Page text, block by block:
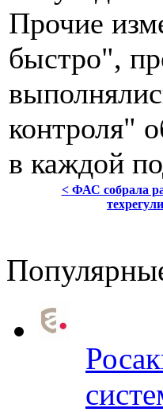
Прочие
быстро",
контроля"
в каждой
< ФАС собрала